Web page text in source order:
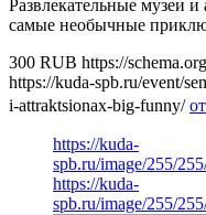
Развлекательные музеи
самые необычные
300 RUB https://
https://kuda-spb.ru/event/
i-attraktsionax-big-funny/
https://kuda-
spb.ru/image/255/
https://kuda-
spb.ru/image/255/